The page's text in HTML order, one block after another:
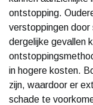
ontstopping.
verstoppingen door
dergelijke gevallen
in hogere kosten.
zijn, waardoor er
schade te